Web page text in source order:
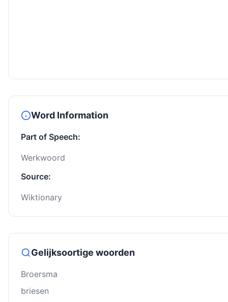
Word Information
Part of Speech:
Werkwoord
Source:
Wiktionary
Gelijksoortige woorden
Broersma
briesen